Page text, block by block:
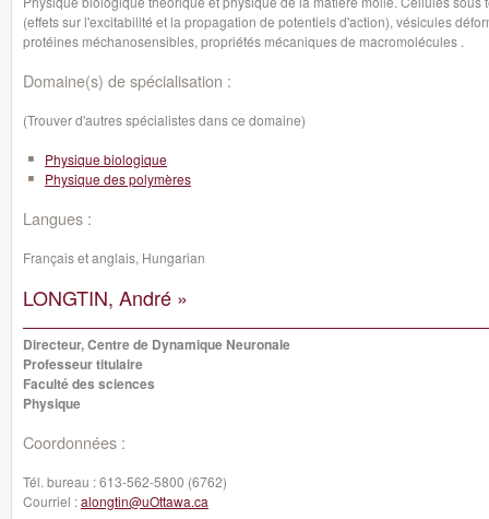
(effets sur l'excitabilité et la propagation de potentiels d'action), vésicules
protéines méchanosensibles, propriétés mécaniques de macromolécules .
Domaine(s) de spécialisation :
(Trouver d'autres spécialistes dans ce domaine)
Physique biologique
Physique des polymères
Langues :
Français et anglais, Hungarian
LONGTIN, André »
Directeur, Centre de Dynamique Neuronale
Professeur titulaire
Faculté des sciences
Physique
Coordonnées :
Tél. bureau :613-562-5800 (6762)
Courriel :alongtin@uOttawa.ca